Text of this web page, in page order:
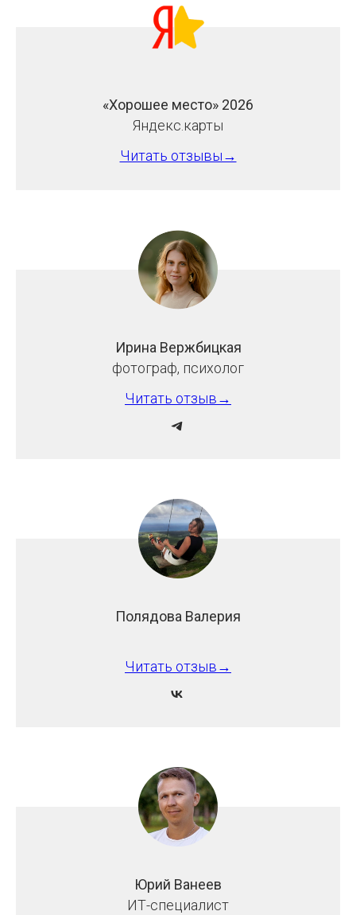
«Хорошее место» 2026
Яндекс.карты
Читать отзывы→
Ирина Вержбицкая
фотограф, психолог
Читать отзыв→
Полядова Валерия
Читать отзыв→
Юрий Ванеев
ИТ-специалист